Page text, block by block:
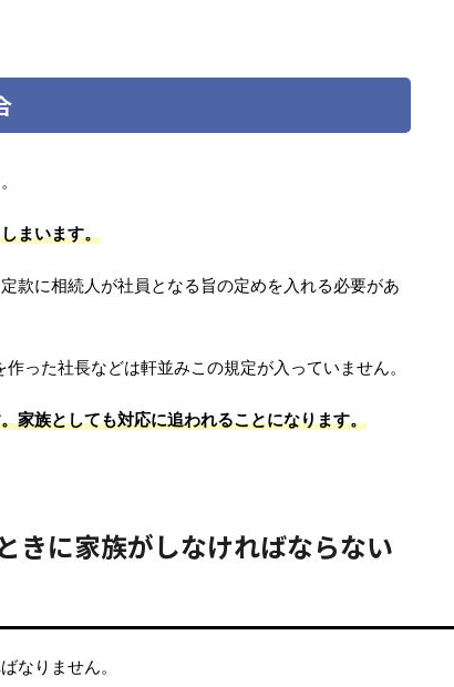
まいます。
款に相続人が社員となる旨の定めを入れる必要があ
った社長などは軒並みこの規定が入っていません。
家族としても対応に追われることになります。
きに家族がしなければならない
なりません。